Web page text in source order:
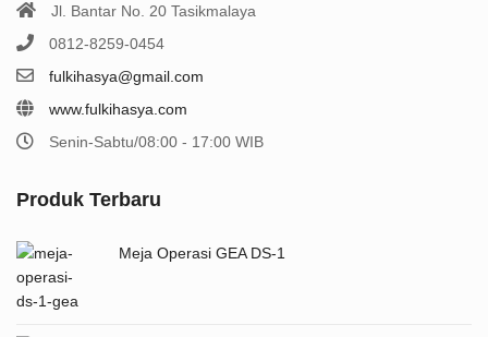
Jl. Bantar No. 20 Tasikmalaya
0812-8259-0454
fulkihasya@gmail.com
www.fulkihasya.com
Senin-Sabtu/08:00 - 17:00 WIB
Produk Terbaru
Meja Operasi GEA DS-1